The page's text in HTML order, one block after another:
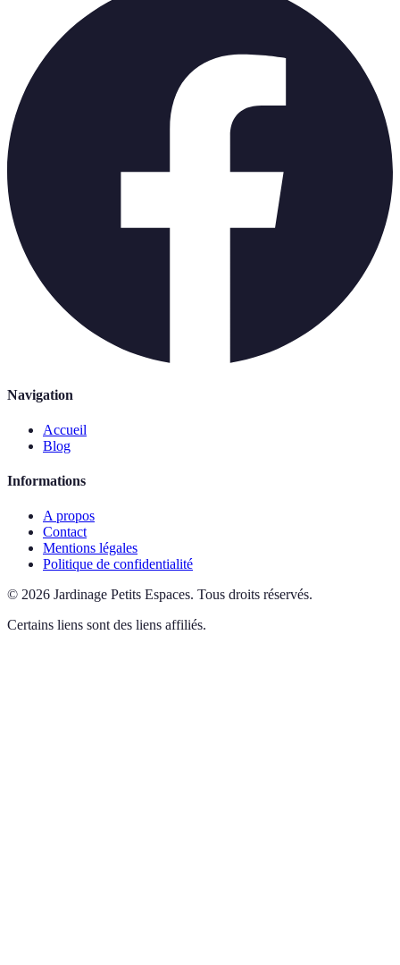
Navigation
Accueil
Blog
Informations
A propos
Contact
Mentions légales
Politique de confidentialité
© 2026 Jardinage Petits Espaces. Tous droits réservés.
Certains liens sont des liens affiliés.